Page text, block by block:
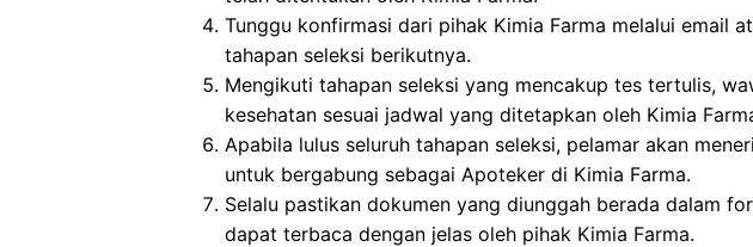
Tunggu konfirmasi dari pihak Kimia Farma melalui email
tahapan seleksi berikutnya.
Mengikuti tahapan seleksi yang mencakup tes tertulis,
kesehatan sesuai jadwal yang ditetapkan oleh Kimia
Apabila lulus seluruh tahapan seleksi, pelamar akan
untuk bergabung sebagai Apoteker di Kimia Farma.
Selalu pastikan dokumen yang diunggah berada dalam
dapat terbaca dengan jelas oleh pihak Kimia Farma.